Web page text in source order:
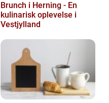
Brunch i Herning - En
kulinarisk oplevelse i
Vestjylland